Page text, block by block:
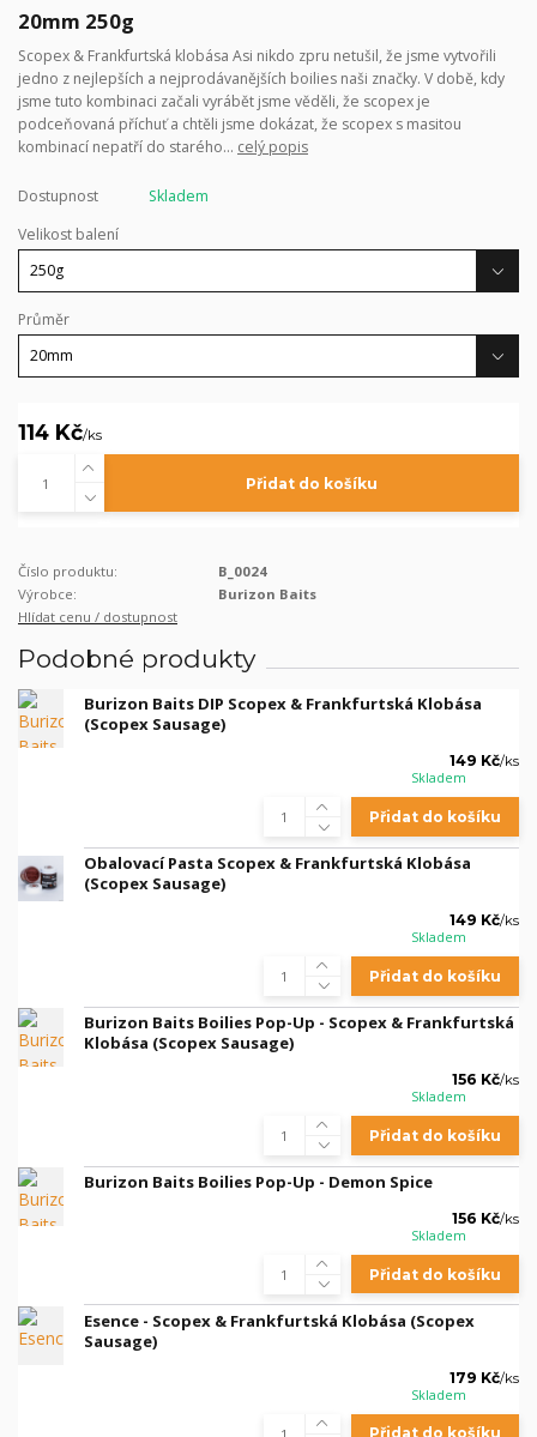
20mm 250g
Scopex & Frankfurtská klobása Asi nikdo zpru netušil, že jsme vytvořili
jedno z nejlepších a nejprodávanějších boilies naši značky. V době, kdy
jsme tuto kombinaci začali vyrábět jsme věděli, že scopex je
podceňovaná příchuť a chtěli jsme dokázat, že scopex s masitou
kombinací nepatří do starého... celý popis
Dostupnost
Skladem
Velikost balení
Průměr
114 Kč/ks
Přidat do košíku
Číslo produktu:
B_0024
Výrobce:
Burizon Baits
Hlídat cenu / dostupnost
Podobné produkty
Burizon Baits DIP Scopex & Frankfurtská Klobása
(Scopex Sausage)
149 Kč/ks
Skladem
Přidat do košíku
Obalovací Pasta Scopex & Frankfurtská Klobása
(Scopex Sausage)
149 Kč/ks
Skladem
Přidat do košíku
Burizon Baits Boilies Pop-Up - Scopex & Frankfurtská
Klobása (Scopex Sausage)
156 Kč/ks
Skladem
Přidat do košíku
Burizon Baits Boilies Pop-Up - Demon Spice
156 Kč/ks
Skladem
Přidat do košíku
Esence - Scopex & Frankfurtská Klobása (Scopex
Sausage)
179 Kč/ks
Skladem
Přidat do košíku